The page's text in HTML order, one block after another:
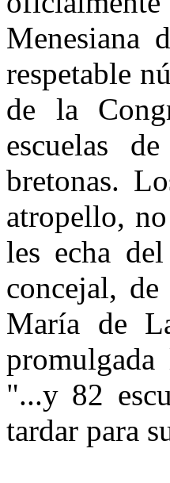
Menesiana
respetable
de la
escuelas
bretonas.
atropello,
les echa
concejal, de
María de
"...y 82
tardar para